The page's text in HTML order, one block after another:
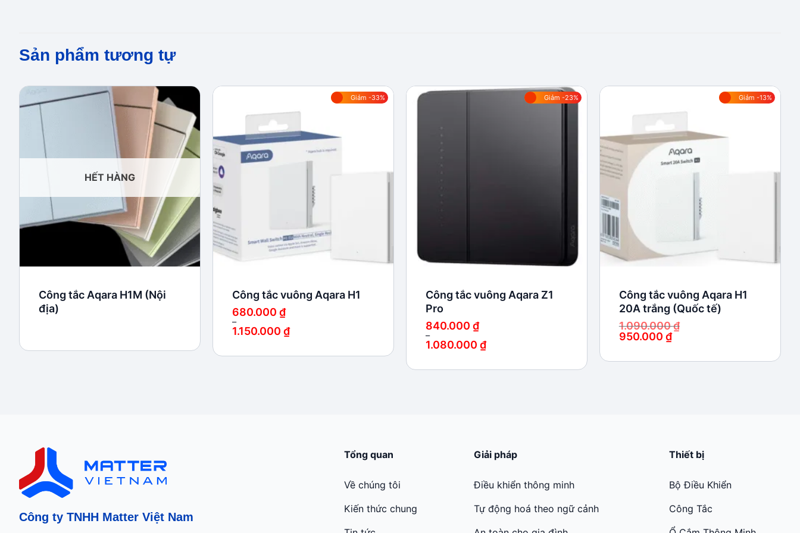
Sản phẩm tương tự
wishlist
HẾT HÀNG
Công tắc Aqara H1M (Nội
địa)
Giảm -33%
Công tắc vuông Aqara H1
680.000 ₫
–
1.150.000 ₫
từ
Giảm -23%
Công tắc vuông Aqara Z1
Pro
840.000 ₫
–
1.080.000 ₫
từ
Giảm -13%
Công tắc vuông Aqara H1
20A trắng (Quốc tế)
1.090.000₫
là:
950.000 ₫
tại
Công ty TNHH Matter Việt Nam
Tổng quan
Về chúng tôi
Kiến thức chung
Giải pháp
Điều khiển thông minh
Tự động hoá theo ngữ cảnh
Thiết bị
Bộ Điều Khiển
Công Tắc